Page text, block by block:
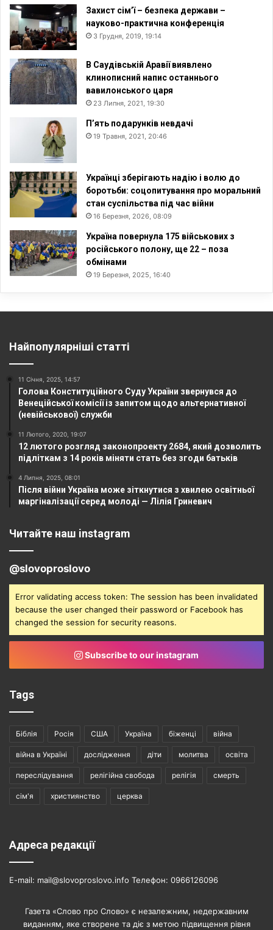
Захист сім’ї – безпека держави –
науково-практична конференція
3 Грудня, 2019, 19:14
В Саудівській Аравії виявлено
клинописний напис останнього
вавилонського царя
23 Липня, 2021, 19:30
П’ять подарунків невдачі
19 Травня, 2021, 20:46
Українці зберігають надію і волю до
боротьби: соцопитування про моральний
стан суспільства під час війни
16 Березня, 2026, 08:09
Україна повернула 175 військових з
російського полону, ще 22 – поза
обмінами
19 Березня, 2025, 16:40
Найпопулярніші статті
11 Січня, 2025, 14:57
Голова Конституційного Суду України звернувся до
Венеційської комісії із запитом щодо альтернативної
(невійськової) служби
11 Лютого, 2020, 19:07
12 лютого розгляд законопроекту 2684, який дозволить
підліткам з 14 років міняти стать без згоди батьків
4 Липня, 2025, 08:01
Після війни Україна може зіткнутися з хвилею освітньої
маргіналізації серед молоді — Лілія Гриневич
Читайте наш instagram
@slovoproslovo
Error validating access token: The session has been invalidated
because the user changed their password or Facebook has
changed the session for security reasons.
Subscribe to our instagram
Tags
Біблія Росія США Україна біженці війна
війна в Україні дослідження діти молитва освіта
переслідування релігійна свобода релігія смерть
сім'я християнство церква
Адреса редакції
E-mail: mail@slovoproslovo.info Телефон: 0966126096
Газета «Слово про Слово» є незалежним, недержавним
виданням, яке створене та діє з метою підвищення рівня